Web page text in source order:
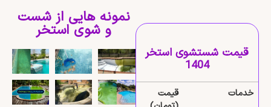
قیمت شستشوی استخر
1404
خدمات
قیمت
نمونه هایی از شست
و شوی استخر